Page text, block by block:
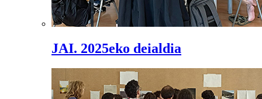
JAI. 2025eko deialdia